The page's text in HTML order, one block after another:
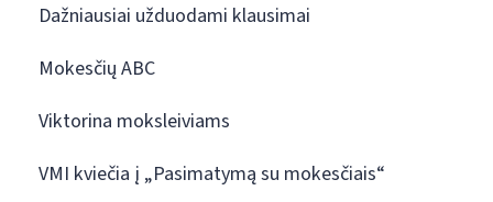
Dažniausiai užduodami klausimai
Mokesčių ABC
Viktorina moksleiviams
VMI kviečia į „Pasimatymą su mokesčiais“